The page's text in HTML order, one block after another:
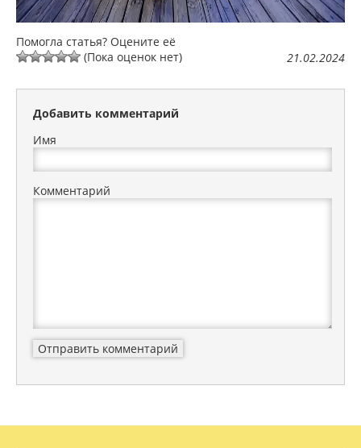
21.02.2024
Помогла статья? Оцените её
(Пока оценок нет)
Добавить комментарий
Имя
Комментарий